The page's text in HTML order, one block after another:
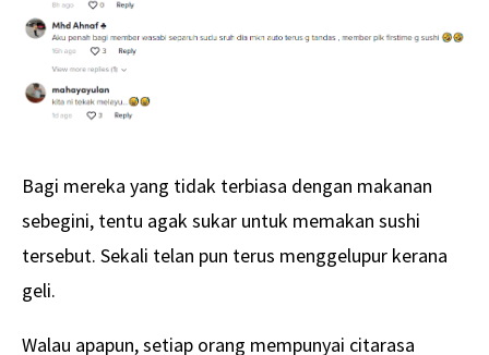
Bagi mereka yang tidak terbiasa dengan makanan
sebegini, tentu agak sukar untuk memakan sushi
tersebut. Sekali telan pun terus menggelupur kerana
geli.
Walau apapun, setiap orang mempunyai citarasa